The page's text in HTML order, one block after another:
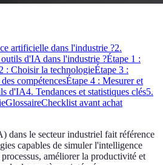
artificielle dans l'industrie ?2.
d'IA dans l'industrie ?Étape 1 :
: Choisir la technologieÉtape 3 :
compétencesÉtape 4 : Mesurer et
d'IA4. Tendances et statistiques clés5.
GlossaireChecklist avant achat
dans le secteur industriel fait référence
capables de simuler l'intelligence
améliorer la productivité et